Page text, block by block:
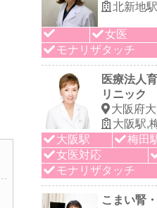
北新地駅
女医
モナリザタッチ
医療法人
リニック
大阪府
大阪駅,
大阪駅
梅田
女医対応
モナリザタッチ
こまい腎